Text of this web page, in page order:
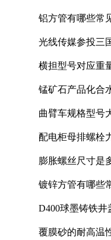
铝方管有哪些常
光线传媒参投三
横担型号对应重
锰矿石产品化合
曲臂车规格型号
配电柜母排螺栓
膨胀螺丝尺寸是
镀锌方管有哪些
D400球墨铸铁井
覆膜砂的耐高温